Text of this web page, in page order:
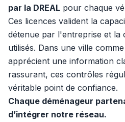
par la DREAL pour chaque
Ces licences valident la
détenue par l'entreprise et la
utilisés. Dans une ville
apprécient une information
rassurant, ces contrôles
véritable point de confiance.
Chaque déménageur
d’intégrer notre réseau.